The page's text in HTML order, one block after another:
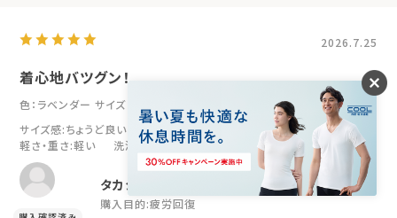
2026.7.25
着心地バツグン！
色：ラベンダー サイズ：S
サイズ感:ちょうど良い 伸縮性:あり
:やわらかい
軽さ・重さ:軽い 洗濯時のシワ:普通
タカシ
購入目的:疲労回復